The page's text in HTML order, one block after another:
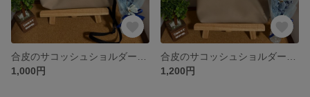
1,000円
1,200円